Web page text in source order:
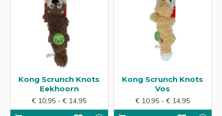
Kong Scrunch Knots
Eekhoorn
€ 10,95 - € 14,95
Kong Scrunch Knots
Vos
€ 10,95 - € 14,95